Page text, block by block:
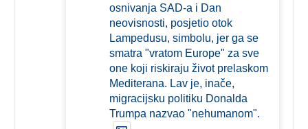
osnivanja SAD-a i Dan
neovisnosti, posjetio otok
Lampedusu, simbolu, jer ga se
smatra "vratom Europe" za sve
one koji riskiraju život prelaskom
Mediterana. Lav je, inače,
migracijsku politiku Donalda
Trumpa nazvao "nehumanom".